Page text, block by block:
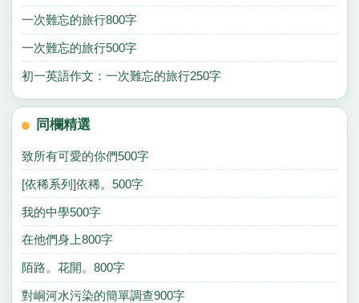
一次難忘的旅行800字
一次難忘的旅行500字
初一英語作文：一次難忘的旅行250字
同欄精選
致所有可愛的你們500字
[依稀系列]依稀。500字
我的中學500字
在他們身上800字
陌路。花開。800字
對峒河水污染的簡單調查900字